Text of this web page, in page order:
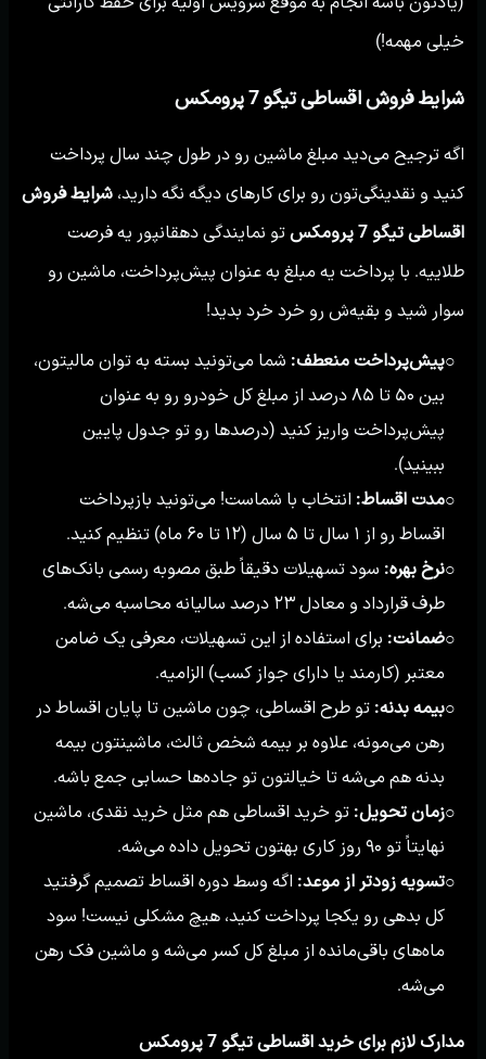
خیلی مهمه!)
شرایط فروش اقساطی تیگو 7 پرومکس
اگه ترجیح می‌دید مبلغ ماشین رو در طول چند سال پرداخت
کنید و نقدینگی‌تون رو برای کارهای دیگه نگه دارید، شرایط فروش
اقساطی تیگو 7 پرومکس
تو نمایندگی دهقانپور یه فرصت
طلاییه. با پرداخت یه مبلغ به عنوان پیش‌پرداخت، ماشین رو
سوار شید و بقیه‌ش رو خرد خرد بدید!
○پیش‌پرداخت منعطف: شما می‌تونید بسته به توان مالیتون،
بین ۵۰ تا ۸۵ درصد از مبلغ کل خودرو رو به عنوان
پیش‌پرداخت واریز کنید (درصدها رو تو جدول پایین
ببینید).
○مدت اقساط: انتخاب با شماست! می‌تونید بازپرداخت
اقساط رو از ۱ سال تا ۵ سال (۱۲ تا ۶۰ ماه) تنظیم کنید.
○نرخ بهره: سود تسهیلات دقیقاً طبق مصوبه رسمی بانک‌های
طرف قرارداد و معادل ۲۳ درصد سالیانه محاسبه می‌شه.
○ضمانت: برای استفاده از این تسهیلات، معرفی یک ضامن
معتبر (کارمند یا دارای جواز کسب) الزامیه.
○بیمه بدنه: تو طرح اقساطی، چون ماشین تا پایان اقساط در
رهن می‌مونه، علاوه بر بیمه شخص ثالث، ماشینتون بیمه
بدنه هم می‌شه تا خیالتون تو جاده‌ها حسابی جمع باشه.
○زمان تحویل: تو خرید اقساطی هم مثل خرید نقدی، ماشین
نهایتاً تو ۹۰ روز کاری بهتون تحویل داده می‌شه.
○تسویه زودتر از موعد: اگه وسط دوره اقساط تصمیم گرفتید
کل بدهی رو یکجا پرداخت کنید، هیچ مشکلی نیست! سود
ماه‌های باقی‌مانده از مبلغ کل کسر می‌شه و ماشین فک رهن
می‌شه.
مدارک لازم برای خرید اقساطی تیگو 7 پرومکس